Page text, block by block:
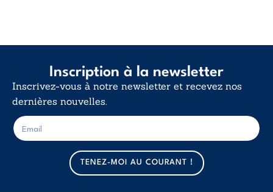
Inscription à la newsletter
Inscrivez-vous à notre newsletter et recevez nos
dernières nouvelles.
m
a
i
l
E
-
m
TENEZ-MOI AU COURANT !